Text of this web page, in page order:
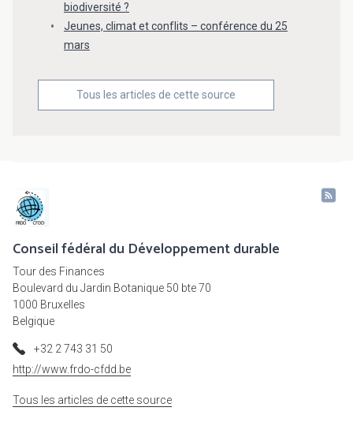
biodiversité ?
Jeunes, climat et conflits – conférence du 25
mars
Tous les articles de cette source
Conseil fédéral du Développement durable
Tour des Finances
Boulevard du Jardin Botanique 50 bte 70
1000 Bruxelles
Belgique
+32 2 743 31 50
http://www.frdo-cfdd.be
Tous les articles de cette source